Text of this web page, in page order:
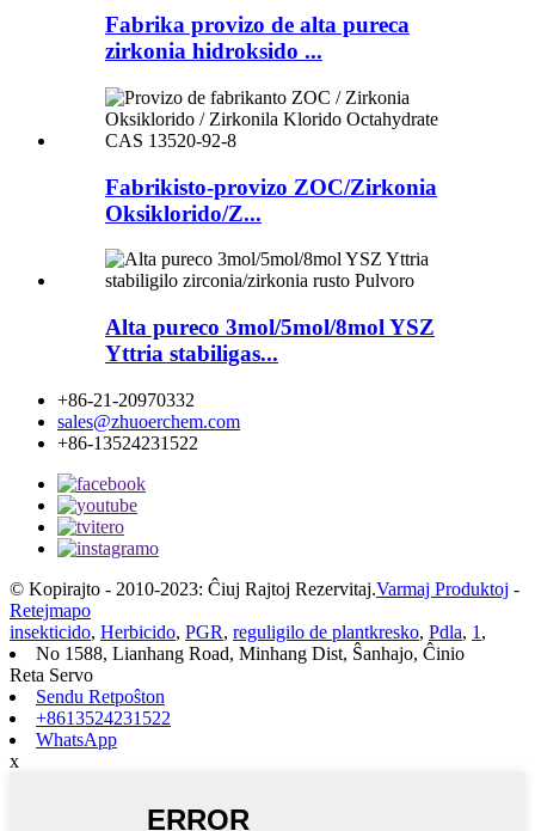
Fabrika provizo de alta pureca
zirkonia hidroksido ...
Fabrikisto-provizo ZOC/Zirkonia
Oksiklorido/Z...
Alta pureco 3mol/5mol/8mol YSZ
Yttria stabiligas...
+86-21-20970332
sales@zhuoerchem.com
+86-13524231522
© Kopirajto - 2010-2023: Ĉiuj Rajtoj Rezervitaj.Varmaj Produktoj -
Retejmapo
insekticido, Herbicido, PGR, reguligilo de plantkresko, Pdla, 1 ,
No 1588, Lianhang Road, Minhang Dist, Ŝanhajo, Ĉinio
Reta Servo
Sendu Retpoŝton
+8613524231522
WhatsApp
x